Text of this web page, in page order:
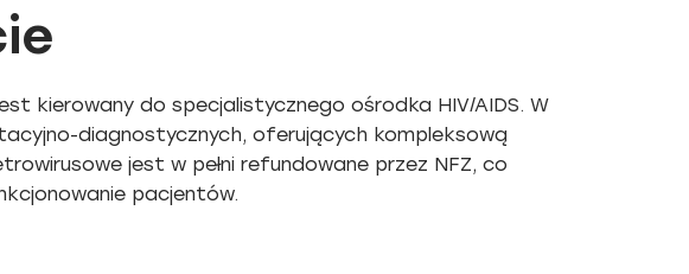
kierowany do specjalistycznego ośrodka HIV/AIDS. W
diagnostycznych, oferujących kompleksową
jest w pełni refundowane przez NFZ, co
pacjentów.